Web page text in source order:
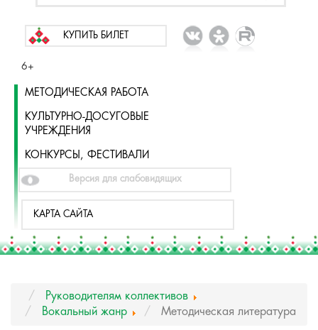
КУПИТЬ БИЛЕТ
6+
МЕТОДИЧЕСКАЯ РАБОТА
КУЛЬТУРНО-ДОСУГОВЫЕ
УЧРЕЖДЕНИЯ
КОНКУРСЫ, ФЕСТИВАЛИ
Версия для слабовидящих
КАРТА САЙТА
Руководителям коллективов
Вокальный жанр
Методическая литература